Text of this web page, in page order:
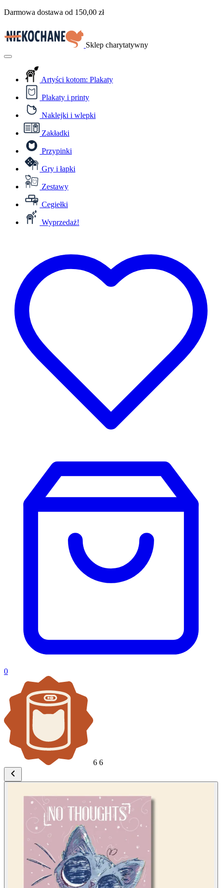
Przejdź
treści
Darmowa dostawa od 150,00 zł
Sklep charytatywny
Menu
Artyści kotom: Plakaty
Plakaty i printy
Naklejki i wlepki
Zakładki
Przypinki
Gry i łapki
Zestawy
Cegiełki
Wyprzedaż!
0
6 6